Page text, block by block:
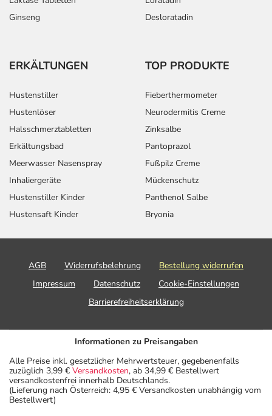
Ginseng
Desloratadin
ERKÄLTUNGEN
Hustenstiller
Hustenlöser
Halsschmerztabletten
Erkältungsbad
Meerwasser Nasenspray
Inhaliergeräte
Hustenstiller Kinder
Hustensaft Kinder
TOP PRODUKTE
Fieberthermometer
Neurodermitis Creme
Zinksalbe
Pantoprazol
Fußpilz Creme
Mückenschutz
Panthenol Salbe
Bryonia
AGB Widerrufsbelehrung
Bestellung widerrufen
Impressum
Datenschutz
Cookie-Einstellungen
Barrierefreiheitserklärung
Informationen zu Preisangaben
Alle Preise inkl. gesetzlicher Mehrwertsteuer, gegebenenfalls
zuzüglich 3,99 € Versandkosten, ab 34,99 € Bestellwert
versandkostenfrei innerhalb Deutschlands.
(Lieferung nach Österreich: 4,95 € Versandkosten unabhängig vom
Bestellwert)